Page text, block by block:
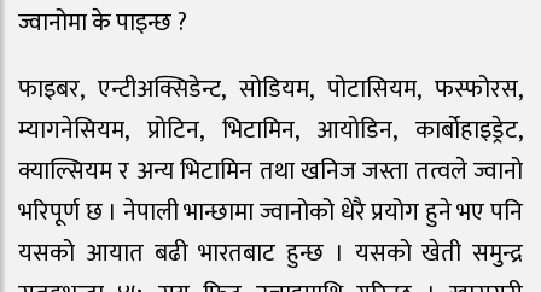
ज्वानोमा के पाइन्छ ?
फाइबर, एन्टीअक्सिडेन्ट, सोडियम, पोटासियम, फस्फोरस,
म्यागनेसियम, प्रोटिन, भिटामिन, आयोडिन, कार्बोहाइड्रेट,
क्याल्सियम र अन्य भिटामिन तथा खनिज जस्ता तत्वले ज्वानो
भरिपूर्ण छ । नेपाली भान्छामा ज्वानोको धेरै प्रयोग हुने भए पनि
यसको आयात बढी भारतबाट हुन्छ । यसको खेती समुन्द्र